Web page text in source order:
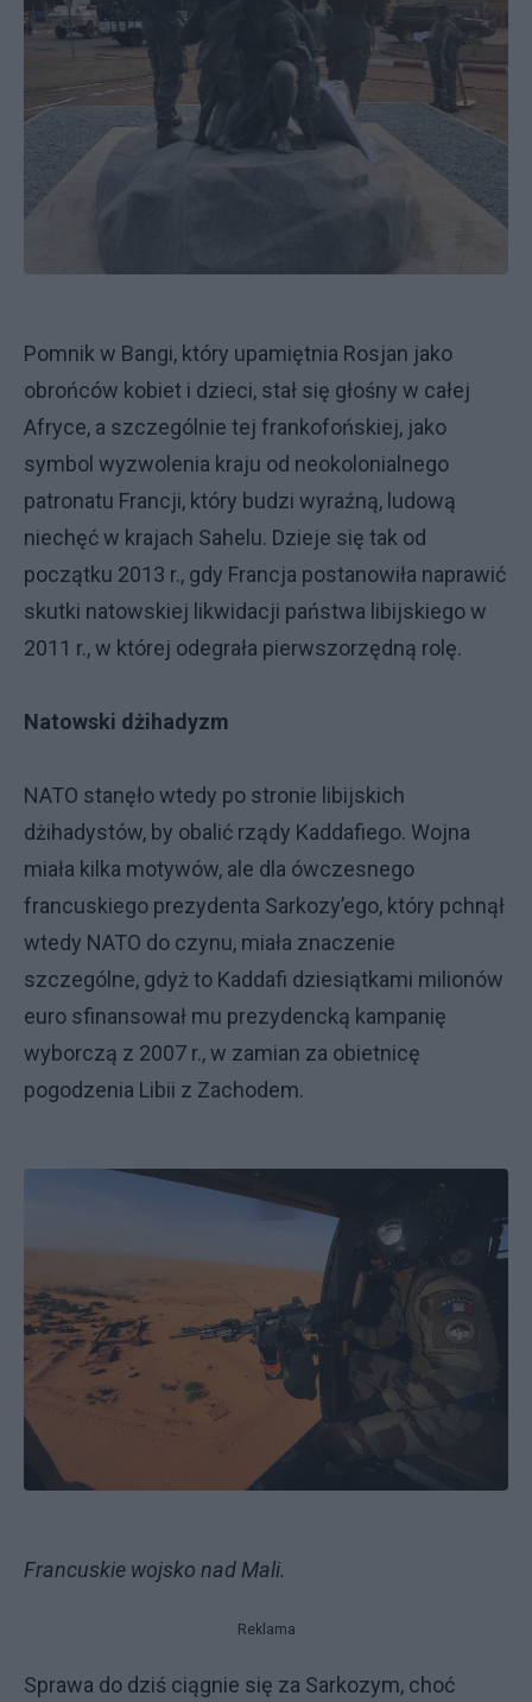
Pomnik w Bangi, który upamiętnia Rosjan jako
obrońców kobiet i dzieci, stał się głośny w całej
Afryce, a szczególnie tej frankofońskiej, jako
symbol wyzwolenia kraju od neokolonialnego
patronatu Francji, który budzi wyraźną, ludową
niechęć w krajach Sahelu. Dzieje się tak od
początku 2013 r., gdy Francja postanowiła naprawić
skutki natowskiej likwidacji państwa libijskiego w
2011 r., w której odegrała pierwszorzędną rolę.
Natowski dżihadyzm
NATO stanęło wtedy po stronie libijskich
dżihadystów, by obalić rządy Kaddafiego. Wojna
miała kilka motywów, ale dla ówczesnego
francuskiego prezydenta Sarkozy’ego, który pchnął
wtedy NATO do czynu, miała znaczenie
szczególne, gdyż to Kaddafi dziesiątkami milionów
euro sfinansował mu prezydencką kampanię
wyborczą z 2007 r., w zamian za obietnicę
pogodzenia Libii z Zachodem.
Francuskie wojsko nad Mali.
Reklama
Sprawa do dziś ciągnie się za Sarkozym, choć